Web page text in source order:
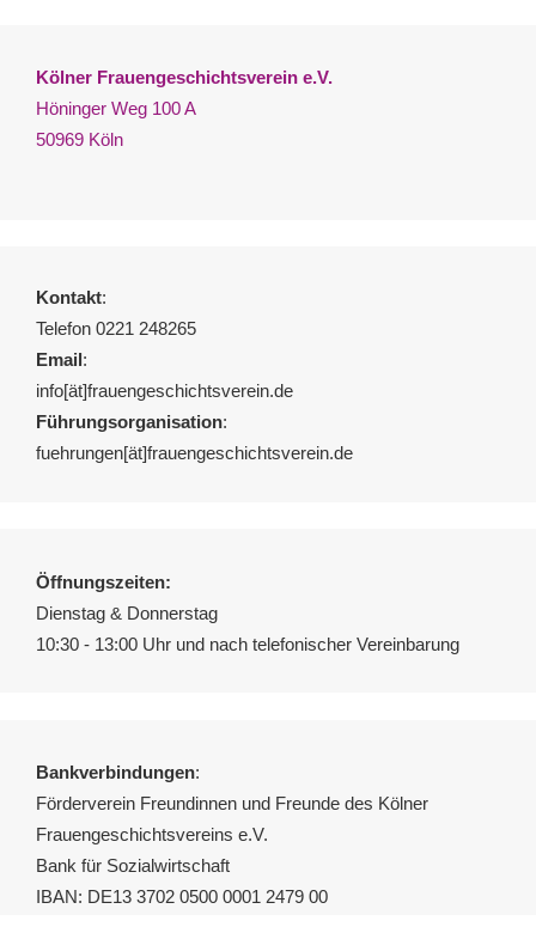
Kölner Frauengeschichtsverein e.V.
Höninger Weg 100 A
50969 Köln
Kontakt:
Telefon 0221 248265
Email:
info[ät]frauengeschichtsverein.de
Führungsorganisation:
fuehrungen[ät]frauengeschichtsverein.de
Öffnungszeiten:
Dienstag & Donnerstag
10:30 - 13:00 Uhr und nach telefonischer Vereinbarung
Bankverbindungen:
Förderverein Freundinnen und Freunde des Kölner
Frauengeschichtsvereins e.V.
Bank für Sozialwirtschaft
IBAN: DE13 3702 0500 0001 2479 00